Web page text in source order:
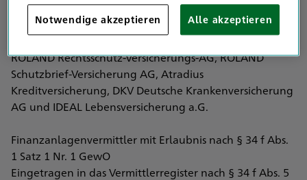
Versicherung AG, HDI Global SE, HDI Global Specialty
SE, HDI Lebensversicherung AG, HDI Pensionsfonds AG,
ROLAND Rechtsschutz-Versicherungs-AG, ROLAND
Schutzbrief-Versicherung AG, Atradius
Kreditversicherung, DKV Deutsche Krankenversicherung
AG und IDEAL Lebensversicherung a.G.
Finanzanlagenvermittler mit Erlaubnis nach § 34 f Abs.
1 Satz 1 Nr. 1 GewO
Eingetragen in das Vermittlerregister nach § 34 f Abs. 5
Notwendige akzeptieren Alle akzeptieren